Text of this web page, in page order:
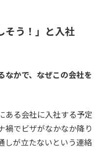
そう！」と入社
なかで、なぜこの会社を
る会社に入社する予定
禍でビザがなかなか降り
しが立たないという連絡